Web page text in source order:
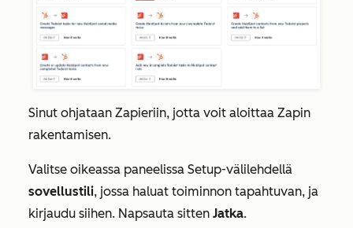
Sinut ohjataan Zapieriin, jotta voit aloittaa Zapin
rakentamisen.
Valitse oikeassa paneelissa Setup-välilehdellä
sovellustili, jossa haluat toiminnon tapahtuvan, ja
kirjaudu siihen. Napsauta sitten Jatka.